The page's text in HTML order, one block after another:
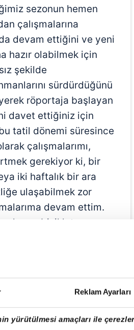
Reklam Ayarları
yürütülmesi amaçları ile çerezler
sezonun hemen
çalışmalarına
devam ettiğini ve yeni
hazır olabilmek için
şekilde
sürdürdüğünü
röportaja başlayan
davet ettiğiniz için
tatil dönemi süresince
çalışmalarımı,
gerekiyor ki, bir
iki haftalık bir ara
ulaşabilmek zor
devam ettim.
bisiklet
ettirdim. Sadece
ama
Sezona
bir şekilde geldiğimi